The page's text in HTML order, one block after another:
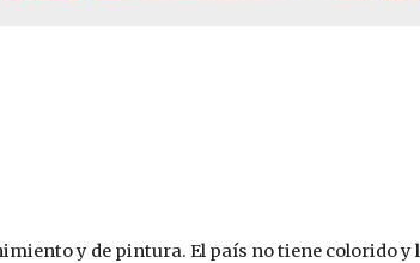
y de pintura. El país no tiene colorido y